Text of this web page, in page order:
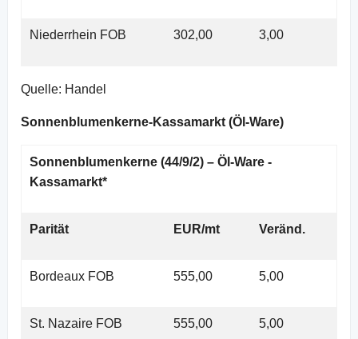
Niederrhein FOB 302,00 3,00
Quelle: Handel
Sonnenblumenkerne-Kassamarkt (Öl-Ware)
Sonnenblumenkerne (44/9/2) – Öl-Ware -
Kassamarkt*
Parität EUR/mt Veränd.
Bordeaux FOB 555,00 5,00
St. Nazaire FOB 555,00 5,00